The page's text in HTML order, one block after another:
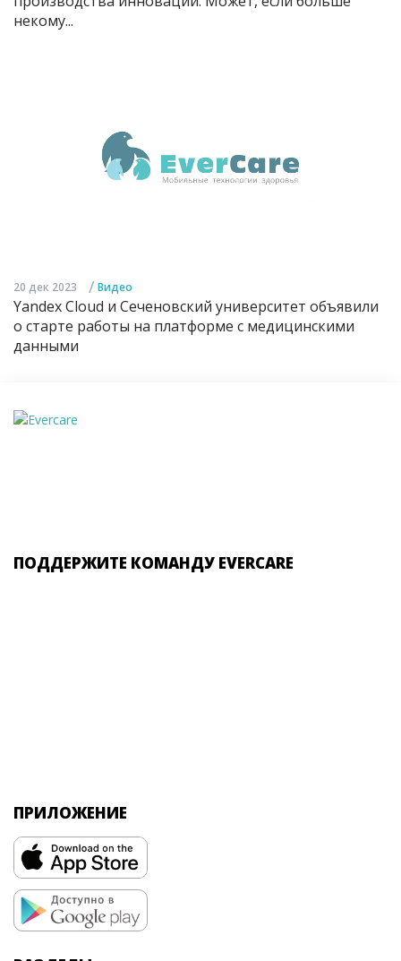
некому...
20 дек 2023 / Видео
Yandex Cloud и Сеченовский университет объявили
о старте работы на платформе с медицинскими
данными
ПОДДЕРЖИТЕ КОМАНДУ EVERCARE
ПРИЛОЖЕНИЕ